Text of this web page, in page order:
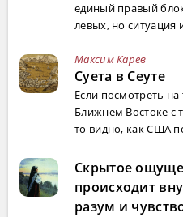
единый правый
левых, но ситуация
Максим Карев
Суета в Сеуте
Если посмотреть
Ближнем Востоке с
то видно, как США
Скрытое
происходит
разум и